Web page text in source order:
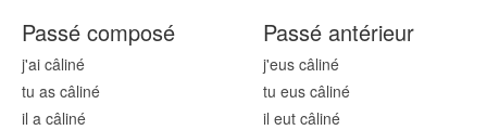
Passé composé
j'ai câliné
tu as câliné
il a câliné
Passé antérieur
j'eus câliné
tu eus câliné
il eut câliné